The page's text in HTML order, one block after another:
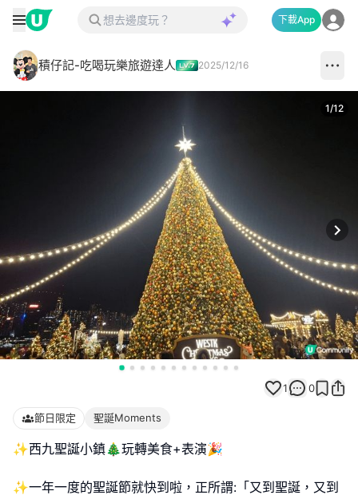
下載App
積仔記-吃喝玩樂旅遊達人 2025/12/16
1/12
1 0
節日限定 聖誕Moments
✨️西九聖誕小鎮🎄玩轉美食+表演🎉
✨️一年一度的聖誕節就快到啦，正所謂:「又到聖誕，又到